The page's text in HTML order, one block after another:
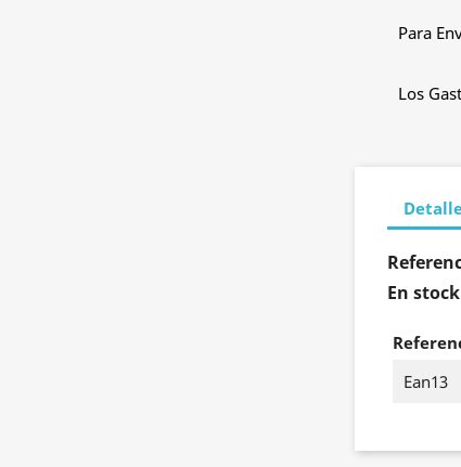
Para
Los
En stock
Ean13